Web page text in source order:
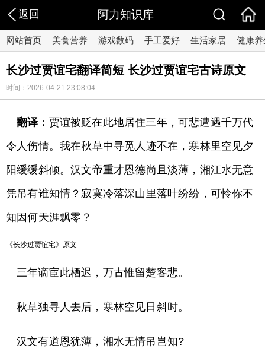
返回 阿力知识库
网站首页 美食营养 游戏数码 手工爱好 生活家居 健康养
长沙过贾谊宅翻译简短 长沙过贾谊宅古诗原文
时间：2026-04-21 23:08:04
翻译： 贾谊被贬在此地居住三年，可悲遭遇千万代
令人伤情。我在秋草中寻觅人迹不在，寒林里空见夕
阳缓缓斜倾。汉文帝重才恩德尚且淡薄，湘江水无意
凭吊有谁知情？寂寞冷落深山里落叶纷纷，可怜你不
知因何天涯飘零？
《长沙过贾谊宅》原文
三年谪宦此栖迟，万古惟留楚客悲。
秋草独寻人去后，寒林空见日斜时。
汉文有道恩犹薄，湘水无情吊岂知?